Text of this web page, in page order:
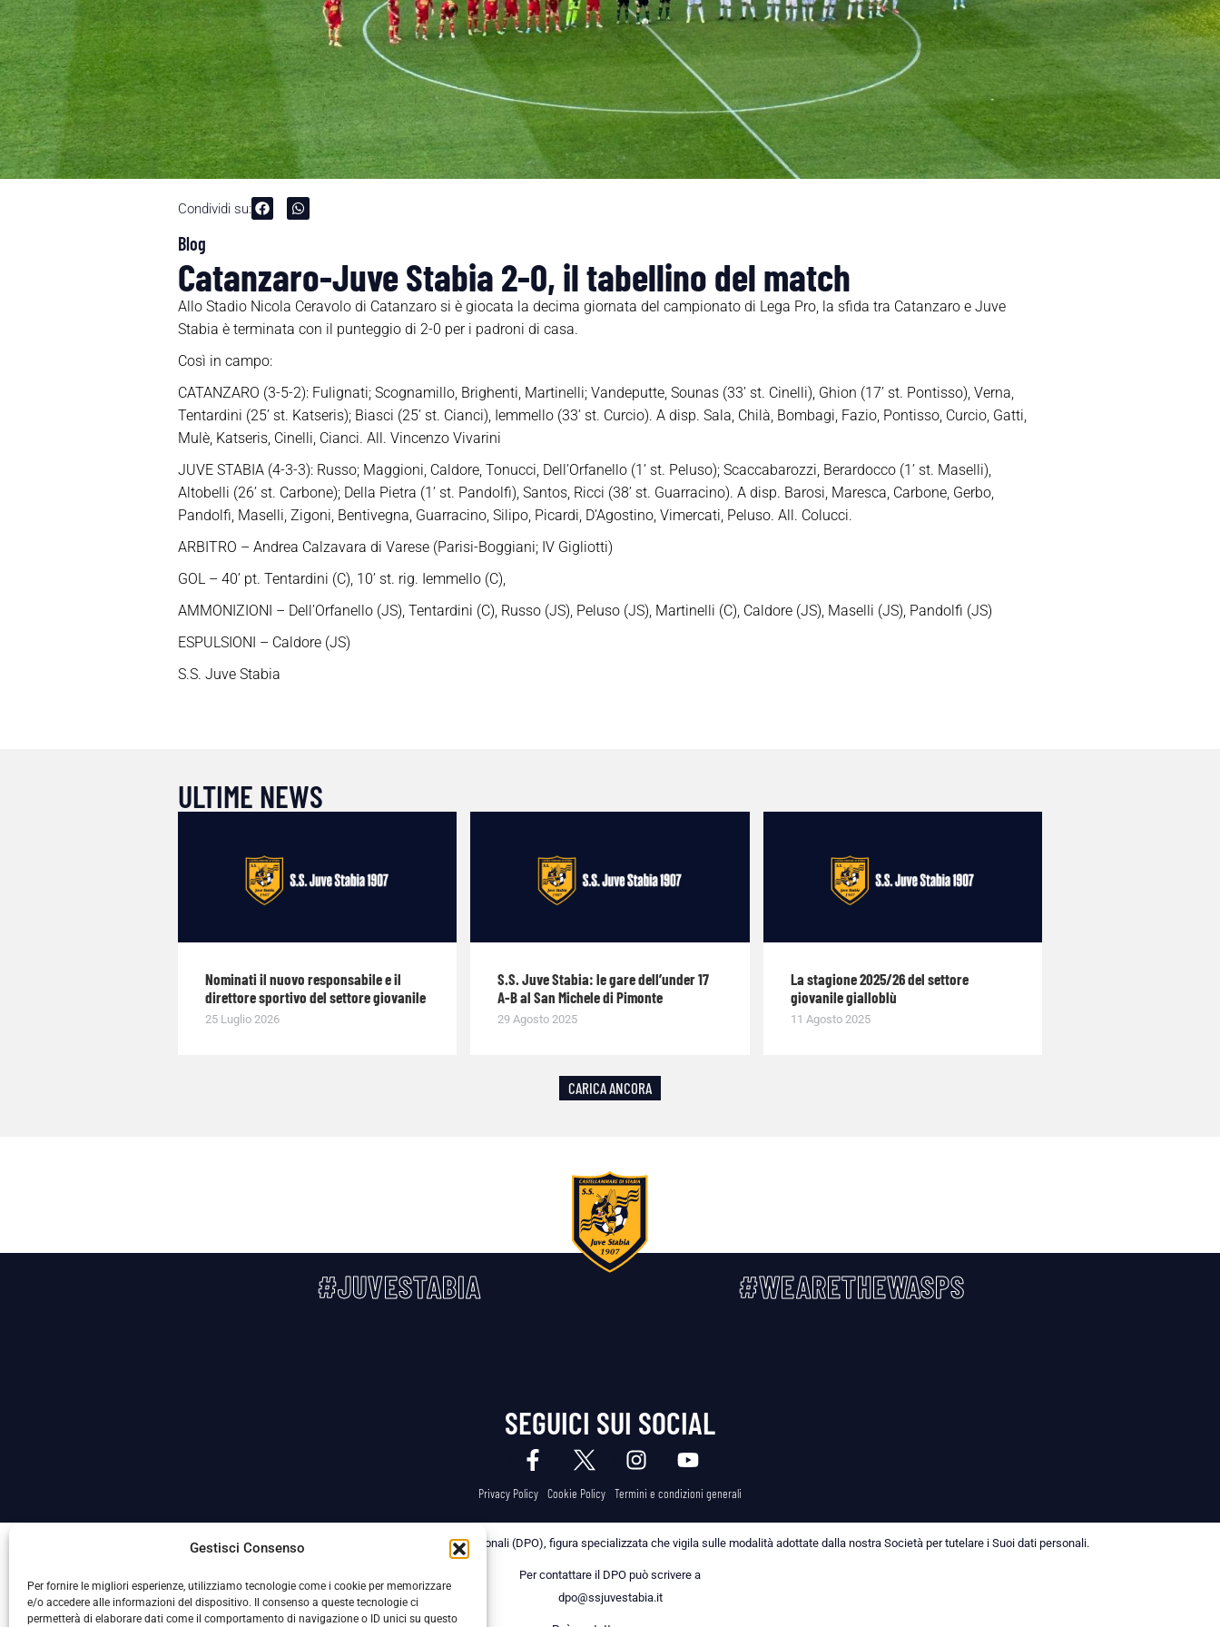
Gestisci Consenso
Per fornire le migliori esperienze, utilizziamo tecnologie come i cookie per memorizzare
e/o accedere alle informazioni del dispositivo. Il consenso a queste tecnologie ci
permetterà di elaborare dati come il comportamento di navigazione o ID unici su questo
Condividi su:
Blog
Catanzaro-Juve Stabia 2-0, il tabellino del match
Allo Stadio Nicola Ceravolo di Catanzaro si è giocata la decima giornata del campionato di Lega Pro, la sfida tra Catanzaro e Juve
Stabia è terminata con il punteggio di 2-0 per i padroni di casa.
Così in campo:
CATANZARO (3-5-2): Fulignati; Scognamillo, Brighenti, Martinelli; Vandeputte, Sounas (33’ st. Cinelli), Ghion (17’ st. Pontisso), Verna,
Tentardini (25’ st. Katseris); Biasci (25’ st. Cianci), Iemmello (33’ st. Curcio). A disp. Sala, Chilà, Bombagi, Fazio, Pontisso, Curcio, Gatti,
Mulè, Katseris, Cinelli, Cianci. All. Vincenzo Vivarini
JUVE STABIA (4-3-3): Russo; Maggioni, Caldore, Tonucci, Dell’Orfanello (1’ st. Peluso); Scaccabarozzi, Berardocco (1’ st. Maselli),
Altobelli (26’ st. Carbone); Della Pietra (1’ st. Pandolfi), Santos, Ricci (38’ st. Guarracino). A disp. Barosi, Maresca, Carbone, Gerbo,
Pandolfi, Maselli, Zigoni, Bentivegna, Guarracino, Silipo, Picardi, D’Agostino, Vimercati, Peluso. All. Colucci.
ARBITRO – Andrea Calzavara di Varese (Parisi-Boggiani; IV Gigliotti)
GOL – 40’ pt. Tentardini (C), 10’ st. rig. Iemmello (C),
AMMONIZIONI – Dell’Orfanello (JS), Tentardini (C), Russo (JS), Peluso (JS), Martinelli (C), Caldore (JS), Maselli (JS), Pandolfi (JS)
ESPULSIONI – Caldore (JS)
S.S. Juve Stabia
ULTIME NEWS
Nominati il nuovo responsabile e il
direttore sportivo del settore giovanile
25 Luglio 2026
S.S. Juve Stabia: le gare dell’under 17
A-B al San Michele di Pimonte
29 Agosto 2025
La stagione 2025/26 del settore
giovanile gialloblù
11 Agosto 2025
CARICA ANCORA
#JUVESTABIA #WEARETHEWASPS
SEGUICI SUI SOCIAL
Privacy Policy Cookie Policy Termini e condizioni generali
La Società ha nominato il Responsabile della Protezione dei Dati Personali (DPO), figura specializzata che vigila sulle modalità adottate dalla nostra Società per tutelare i Suoi dati personali.
Per contattare il DPO può scrivere a
dpo@ssjuvestabia.it